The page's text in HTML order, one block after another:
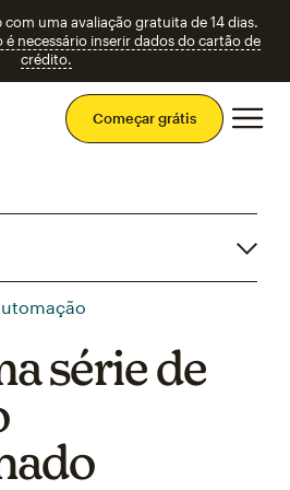
uma avaliação gratuita de 14 dias.
necessário inserir dados do cartão de
crédito.
Começar grátis
série de